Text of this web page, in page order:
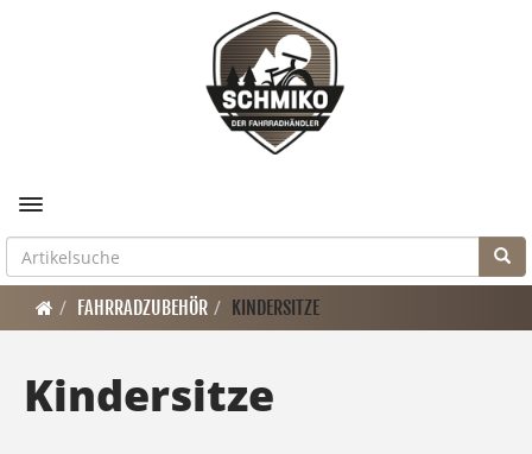
Toggle navigation
FAHRRADZUBEHÖR KINDERSITZE
Kindersitze